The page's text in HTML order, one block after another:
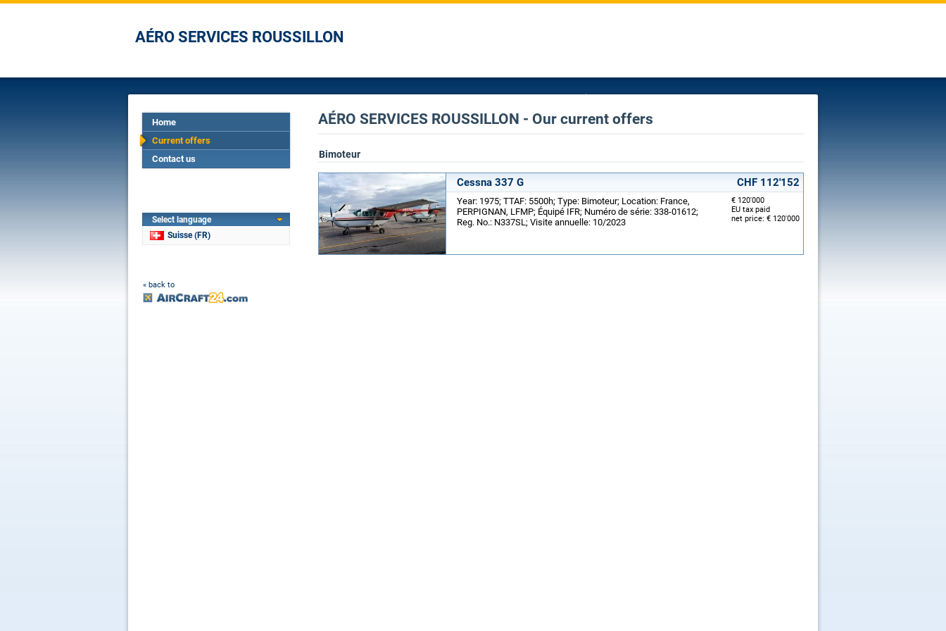
AÉRO SERVICES ROUSSILLON
Home
Current offers
Contact us
Select language
Suisse (FR)
« back to
AÉRO SERVICES ROUSSILLON - Our current offers
Bimoteur
Cessna 337 G CHF 112'152
€ 120'000
EU tax paid
net price: € 120'000
Year: 1975; TTAF: 5500h; Type: Bimoteur; Location: France,
PERPIGNAN, LFMP; Équipé IFR; Numéro de série: 338-01612;
Reg. No.: N337SL; Visite annuelle: 10/2023